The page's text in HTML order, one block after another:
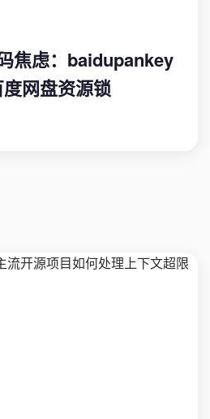
焦虑：baidupankey
网盘资源锁